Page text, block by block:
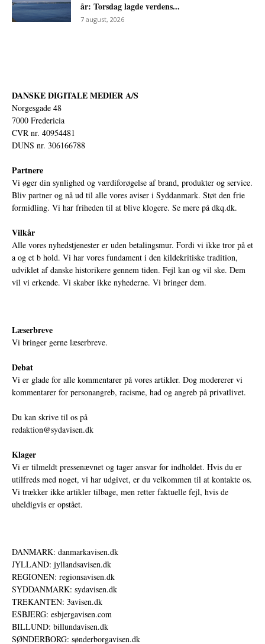
år: Torsdag lagde verdens...
7 august, 2026
DANSKE DIGITALE MEDIER A/S
Norgesgade 48
7000 Fredericia
CVR nr. 40954481
DUNS nr. 306166788
Partnere
Vi øger din synlighed og værdiforøgelse af brand, produkter og service.
Bliv partner og nå ud til alle vores aviser i Syddanmark. Støt den frie
formidling. Vi har friheden til at blive klogere. Se mere på dkq.dk.
Vilkår
Alle vores nyhedstjenester er uden betalingsmur. Fordi vi ikke tror på et
a og et b hold. Vi har vores fundament i den kildekritiske tradition,
udviklet af danske historikere gennem tiden. Fejl kan og vil ske. Dem
vil vi erkende. Vi skaber ikke nyhederne. Vi bringer dem.
Læserbreve
Vi bringer gerne læserbreve.
Debat
Vi er glade for alle kommentarer på vores artikler. Dog modererer vi
kommentarer for personangreb, racisme, had og angreb på privatlivet.
Du kan skrive til os på
redaktion@sydavisen.dk
Klager
Vi er tilmeldt pressenævnet og tager ansvar for indholdet. Hvis du er
utilfreds med noget, vi har udgivet, er du velkommen til at kontakte os.
Vi trækker ikke artikler tilbage, men retter faktuelle fejl, hvis de
uheldigvis er opstået.
DANMARK: danmarkavisen.dk
JYLLAND: jyllandsavisen.dk
REGIONEN: regionsavisen.dk
SYDDANMARK: sydavisen.dk
TREKANTEN: 3avisen.dk
ESBJERG: esbjergavisen.com
BILLUND: billundavisen.dk
SØNDERBORG: sønderborgavisen.dk